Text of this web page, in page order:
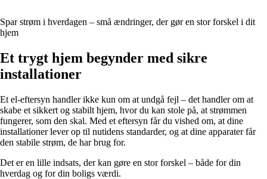
Spar strøm i hverdagen – små ændringer, der gør en stor forskel i dit
hjem
Et trygt hjem begynder med sikre
installationer
Et el-eftersyn handler ikke kun om at undgå fejl – det handler om at
skabe et sikkert og stabilt hjem, hvor du kan stole på, at strømmen
fungerer, som den skal. Med et eftersyn får du vished om, at dine
installationer lever op til nutidens standarder, og at dine apparater får
den stabile strøm, de har brug for.
Det er en lille indsats, der kan gøre en stor forskel – både for din
hverdag og for din boligs værdi.